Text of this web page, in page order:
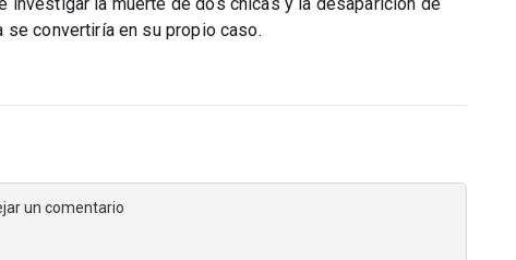
se convertiría en su propio caso.
un comentario